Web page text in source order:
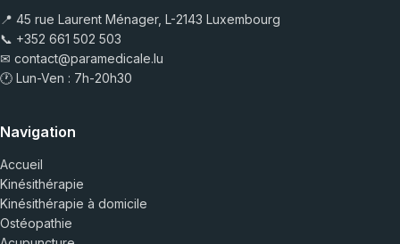
📍 45 rue Laurent Ménager, L-2143 Luxembourg
📞 +352 661 502 503
✉ contact@paramedicale.lu
🕐 Lun-Ven : 7h-20h30
Navigation
Accueil
Kinésithérapie
Kinésithérapie à domicile
Ostéopathie